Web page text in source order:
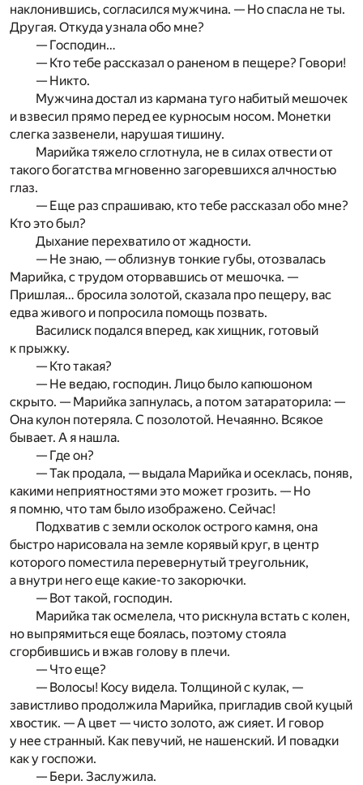
наклонившись, согласился мужчина. — Но спасла не ты.
Другая. Откуда узнала обо мне?
— Господин…
— Кто тебе рассказал о раненом в пещере? Говори!
— Никто.
Мужчина достал из кармана туго набитый мешочек
и взвесил прямо перед ее курносым носом. Монетки
слегка зазвенели, нарушая тишину.
Марийка тяжело сглотнула, не в силах отвести от
такого богатства мгновенно загоревшихся алчностью
глаз.
— Еще раз спрашиваю, кто тебе рассказал обо мне?
Кто это был?
Дыхание перехватило от жадности.
— Не знаю, — облизнув тонкие губы, отозвалась
Марийка, с трудом оторвавшись от мешочка. —
Пришлая… бросила золотой, сказала про пещеру, вас
едва живого и попросила помощь позвать.
Василиск подался вперед, как хищник, готовый
к прыжку.
— Кто такая?
— Не ведаю, господин. Лицо было капюшоном
скрыто. — Марийка запнулась, а потом затараторила: —
Она кулон потеряла. С позолотой. Нечаянно. Всякое
бывает. А я нашла.
— Где он?
— Так продала, — выдала Марийка и осеклась, поняв,
какими неприятностями это может грозить. — Но
я помню, что там было изображено. Сейчас!
Подхватив с земли осколок острого камня, она
быстро нарисовала на земле корявый круг, в центр
которого поместила перевернутый треугольник,
а внутри него еще какие-то закорючки.
— Вот такой, господин.
Марийка так осмелела, что рискнула встать с колен,
но выпрямиться еще боялась, поэтому стояла
сгорбившись и вжав голову в плечи.
— Что еще?
— Волосы! Косу видела. Толщиной с кулак, —
завистливо продолжила Марийка, пригладив свой куцый
хвостик. — А цвет — чисто золото, аж сияет. И говор
у нее странный. Как певучий, не нашенский. И повадки
как у госпожи.
— Бери. Заслужила.